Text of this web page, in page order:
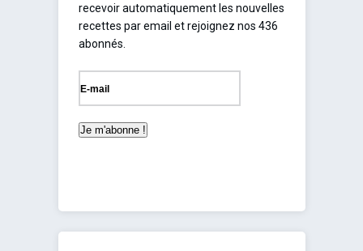
recevoir automatiquement les nouvelles
recettes par email et rejoignez nos 436
abonnés.